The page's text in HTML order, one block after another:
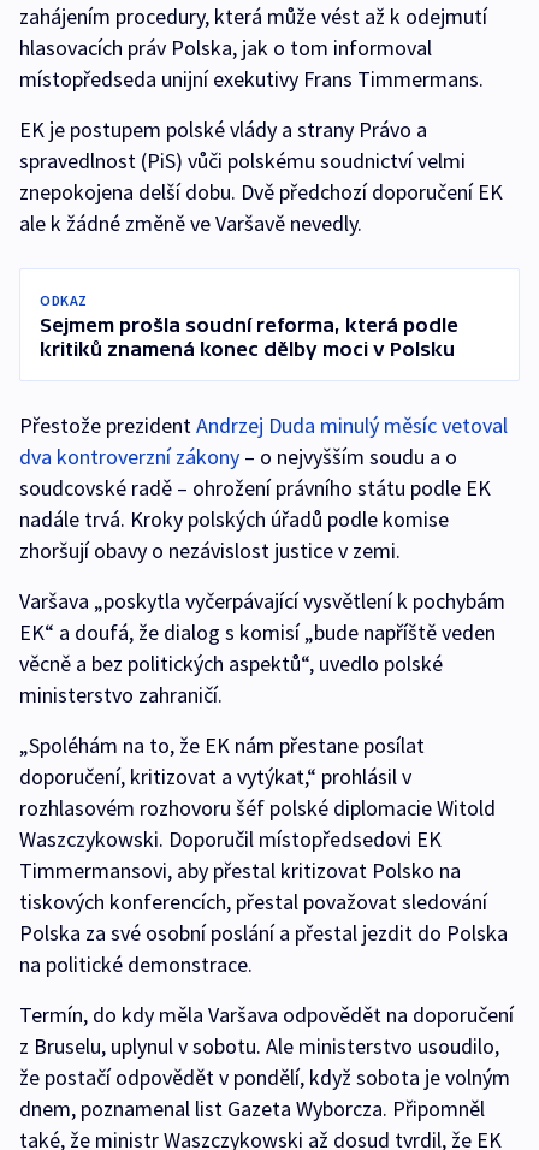
zahájením procedury, která může vést až k odejmutí
hlasovacích práv Polska, jak o tom informoval
místopředseda unijní exekutivy Frans Timmermans.
EK je postupem polské vlády a strany Právo a
spravedlnost (PiS) vůči polskému soudnictví velmi
znepokojena delší dobu. Dvě předchozí doporučení EK
ale k žádné změně ve Varšavě nevedly.
ODKAZ
Sejmem prošla soudní reforma, která podle
kritiků znamená konec dělby moci v Polsku
Přestože prezidentAndrzej Duda minulý měsíc vetoval
dva kontroverzní zákony – o nejvyšším soudu a o
soudcovské radě – ohrožení právního státu podle EK
nadále trvá. Kroky polských úřadů podle komise
zhoršují obavy o nezávislost justice v zemi.
Varšava „poskytla vyčerpávající vysvětlení k pochybám
EK“ a doufá, že dialog s komisí „bude napříště veden
věcně a bez politických aspektů“, uvedlo polské
ministerstvo zahraničí.
„Spoléhám na to, že EK nám přestane posílat
doporučení, kritizovat a vytýkat,“ prohlásil v
rozhlasovém rozhovoru šéf polské diplomacie Witold
Waszczykowski. Doporučil místopředsedovi EK
Timmermansovi, aby přestal kritizovat Polsko na
tiskových konferencích, přestal považovat sledování
Polska za své osobní poslání a přestal jezdit do Polska
na politické demonstrace.
Termín, do kdy měla Varšava odpovědět na doporučení
z Bruselu, uplynul v sobotu. Ale ministerstvo usoudilo,
že postačí odpovědět v pondělí, když sobota je volným
dnem, poznamenal list Gazeta Wyborcza. Připomněl
také, že ministr Waszczykowski až dosud tvrdil, že EK